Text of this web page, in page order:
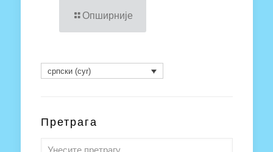
Опширније
српски (cyr)
Претрага